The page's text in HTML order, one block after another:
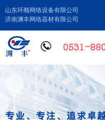
山东环顺网络设备有限公司
济南渊丰网络器材有限公司